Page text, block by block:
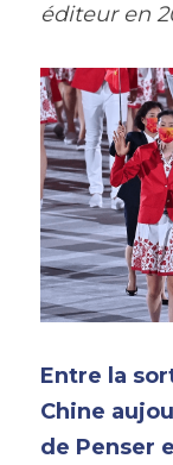
éditeur en
Entre la
Chine
de Penser